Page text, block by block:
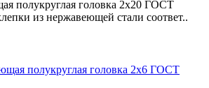
полукруглая головка 2x20 ГОСТ
из нержавеющей стали соответ..